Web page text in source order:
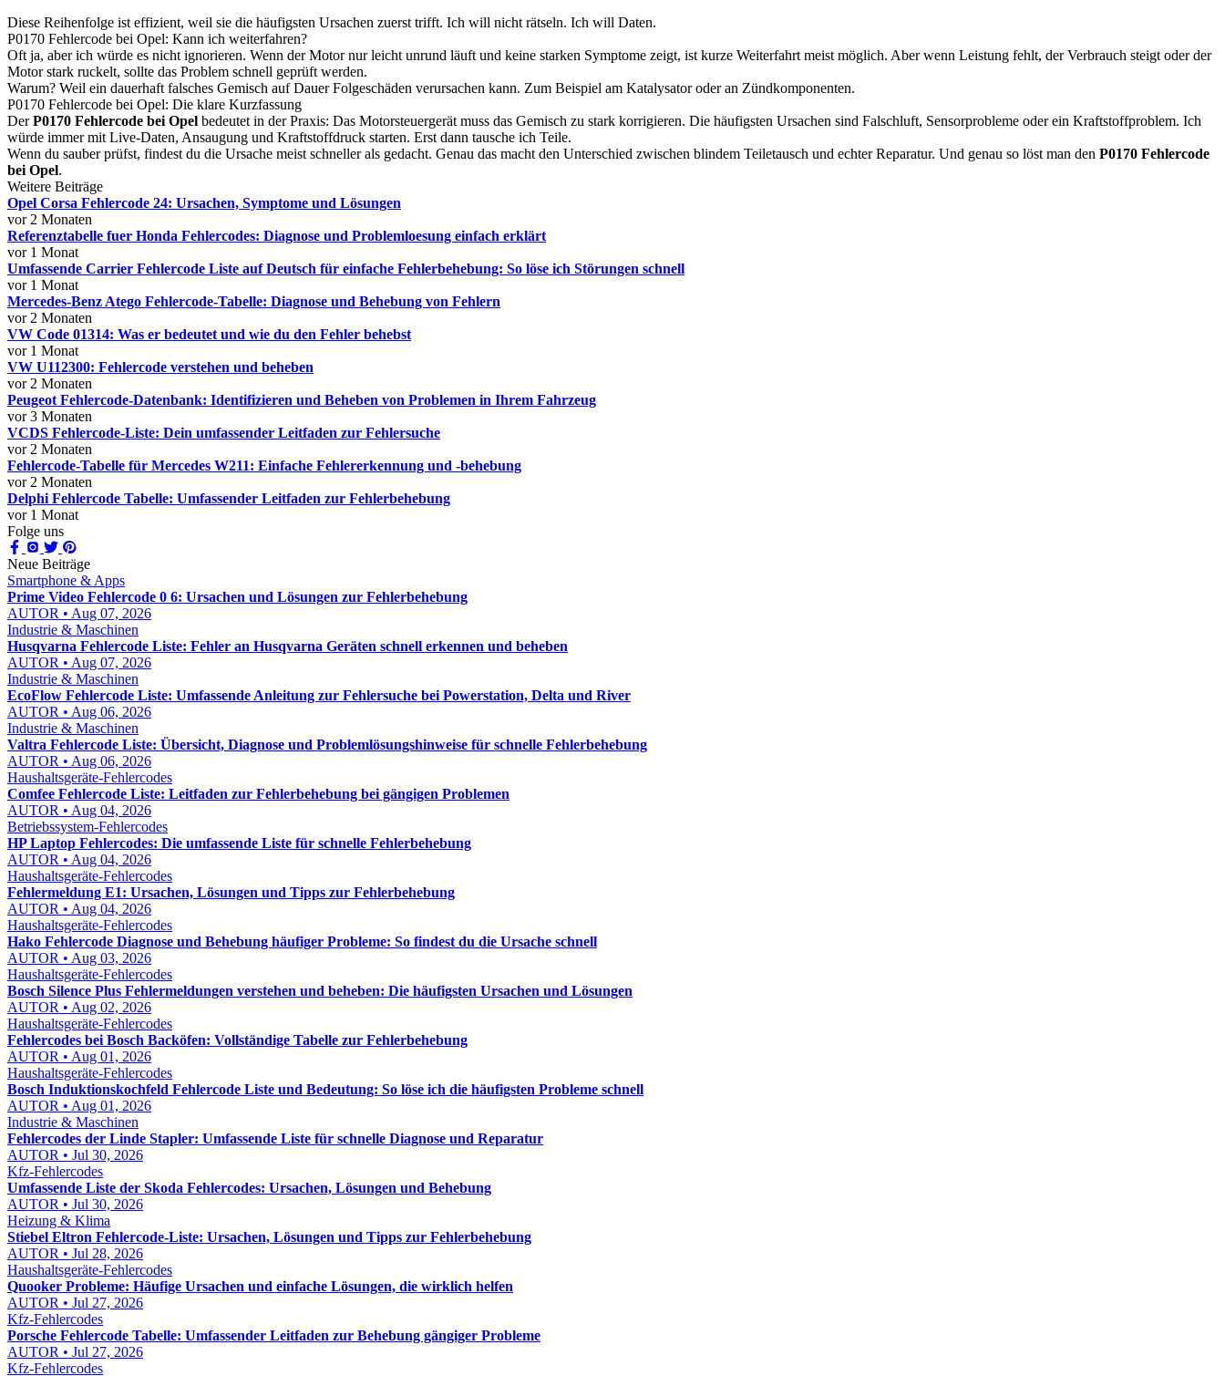
Diese Reihenfolge ist effizient, weil sie die häufigsten Ursachen zuerst trifft. Ich will nicht rätseln. Ich will Daten.
P0170 Fehlercode bei Opel: Kann ich weiterfahren?
Oft ja, aber ich würde es nicht ignorieren. Wenn der Motor nur leicht unrund läuft und keine starken Symptome zeigt, ist kurze Weiterfahrt meist möglich. Aber wenn Leistung fehlt, der Verbrauch steigt oder der
Motor stark ruckelt, sollte das Problem schnell geprüft werden.
Warum? Weil ein dauerhaft falsches Gemisch auf Dauer Folgeschäden verursachen kann. Zum Beispiel am Katalysator oder an Zündkomponenten.
P0170 Fehlercode bei Opel: Die klare Kurzfassung
DerP0170 Fehlercode bei Opel bedeutet in der Praxis: Das Motorsteuergerät muss das Gemisch zu stark korrigieren. Die häufigsten Ursachen sind Falschluft, Sensorprobleme oder ein Kraftstoffproblem. Ich
würde immer mit Live-Daten, Ansaugung und Kraftstoffdruck starten. Erst dann tausche ich Teile.
Wenn du sauber prüfst, findest du die Ursache meist schneller als gedacht. Genau das macht den Unterschied zwischen blindem Teiletausch und echter Reparatur. Und genau so löst man den P0170 Fehlercode
bei Opel.
Weitere Beiträge
Opel Corsa Fehlercode 24: Ursachen, Symptome und Lösungen
vor 2 Monaten
Referenztabelle fuer Honda Fehlercodes: Diagnose und Problemloesung einfach erklärt
vor 1 Monat
Umfassende Carrier Fehlercode Liste auf Deutsch für einfache Fehlerbehebung: So löse ich Störungen schnell
vor 1 Monat
Mercedes-Benz Atego Fehlercode-Tabelle: Diagnose und Behebung von Fehlern
vor 2 Monaten
VW Code 01314: Was er bedeutet und wie du den Fehler behebst
vor 1 Monat
VW U112300: Fehlercode verstehen und beheben
vor 2 Monaten
Peugeot Fehlercode-Datenbank: Identifizieren und Beheben von Problemen in Ihrem Fahrzeug
vor 3 Monaten
VCDS Fehlercode-Liste: Dein umfassender Leitfaden zur Fehlersuche
vor 2 Monaten
Fehlercode-Tabelle für Mercedes W211: Einfache Fehlererkennung und -behebung
vor 2 Monaten
Delphi Fehlercode Tabelle: Umfassender Leitfaden zur Fehlerbehebung
vor 1 Monat
Folge uns
Neue Beiträge
Smartphone & Apps
Prime Video Fehlercode 0 6: Ursachen und Lösungen zur Fehlerbehebung
AUTOR • Aug 07, 2026
Industrie & Maschinen
Husqvarna Fehlercode Liste: Fehler an Husqvarna Geräten schnell erkennen und beheben
AUTOR • Aug 07, 2026
Industrie & Maschinen
EcoFlow Fehlercode Liste: Umfassende Anleitung zur Fehlersuche bei Powerstation, Delta und River
AUTOR • Aug 06, 2026
Industrie & Maschinen
Valtra Fehlercode Liste: Übersicht, Diagnose und Problemlösungshinweise für schnelle Fehlerbehebung
AUTOR • Aug 06, 2026
Haushaltsgeräte-Fehlercodes
Comfee Fehlercode Liste: Leitfaden zur Fehlerbehebung bei gängigen Problemen
AUTOR • Aug 04, 2026
Betriebssystem-Fehlercodes
HP Laptop Fehlercodes: Die umfassende Liste für schnelle Fehlerbehebung
AUTOR • Aug 04, 2026
Haushaltsgeräte-Fehlercodes
Fehlermeldung E1: Ursachen, Lösungen und Tipps zur Fehlerbehebung
AUTOR • Aug 04, 2026
Haushaltsgeräte-Fehlercodes
Hako Fehlercode Diagnose und Behebung häufiger Probleme: So findest du die Ursache schnell
AUTOR • Aug 03, 2026
Haushaltsgeräte-Fehlercodes
Bosch Silence Plus Fehlermeldungen verstehen und beheben: Die häufigsten Ursachen und Lösungen
AUTOR • Aug 02, 2026
Haushaltsgeräte-Fehlercodes
Fehlercodes bei Bosch Backöfen: Vollständige Tabelle zur Fehlerbehebung
AUTOR • Aug 01, 2026
Haushaltsgeräte-Fehlercodes
Bosch Induktionskochfeld Fehlercode Liste und Bedeutung: So löse ich die häufigsten Probleme schnell
AUTOR • Aug 01, 2026
Industrie & Maschinen
Fehlercodes der Linde Stapler: Umfassende Liste für schnelle Diagnose und Reparatur
AUTOR • Jul 30, 2026
Kfz-Fehlercodes
Umfassende Liste der Skoda Fehlercodes: Ursachen, Lösungen und Behebung
AUTOR • Jul 30, 2026
Heizung & Klima
Stiebel Eltron Fehlercode-Liste: Ursachen, Lösungen und Tipps zur Fehlerbehebung
AUTOR • Jul 28, 2026
Haushaltsgeräte-Fehlercodes
Quooker Probleme: Häufige Ursachen und einfache Lösungen, die wirklich helfen
AUTOR • Jul 27, 2026
Kfz-Fehlercodes
Porsche Fehlercode Tabelle: Umfassender Leitfaden zur Behebung gängiger Probleme
AUTOR • Jul 27, 2026
Kfz-Fehlercodes